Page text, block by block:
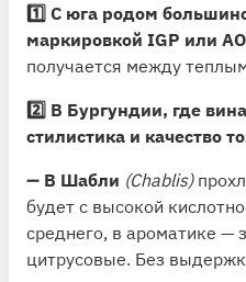
1️⃣ С юга родом
маркировкой IGP или
получается между
2️⃣ В Бургундии, где
стилистика и качество
➖ В Шабли (Chablis)
будет с высокой
среднего, в ароматике —
цитрусовые. Без